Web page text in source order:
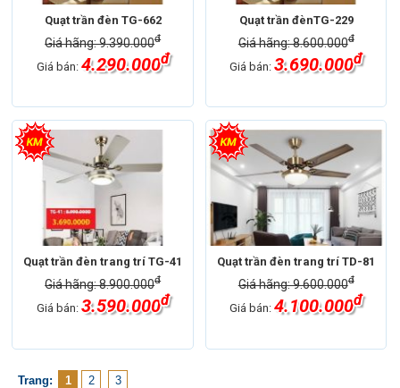
Quạt trần đèn TG-662
Giá hãng: 9.390.000đ
Giá bán: 4.290.000đ
Quạt trần đènTG-229
Giá hãng: 8.600.000đ
Giá bán:3.690.000đ
Quạt trần đèn trang trí TG-41
Giá hãng: 8.900.000đ
Giá bán: 3.590.000đ
Quạt trần đèn trang trí TD-81
Giá hãng: 9.600.000đ
Giá bán:4.100.000đ
Trang: 1 2 3